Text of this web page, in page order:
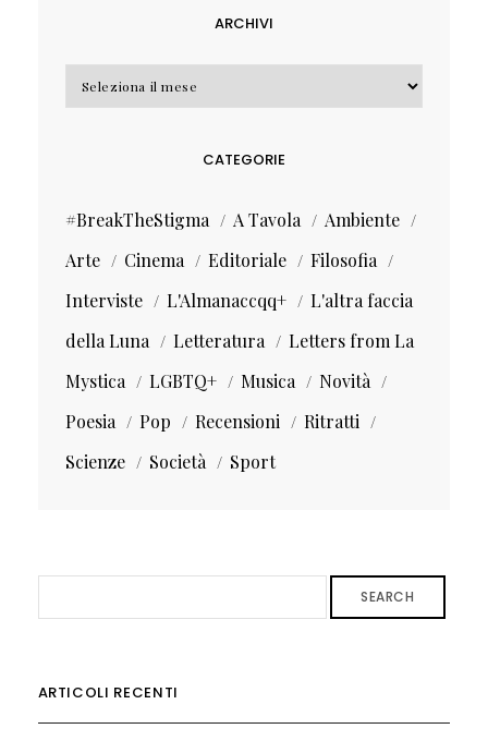
ARCHIVI
CATEGORIE
#BreakTheStigma A Tavola
Ambiente
Arte
Cinema Editoriale
Filosofia
Interviste
L'Almanaccqq+
L'altra faccia
della Luna
Letteratura
Letters from La
Mystica
LGBTQ+ Musica
Novità
Poesia
Pop Recensioni
Ritratti
Scienze
Società Sport
SEARCH
ARTICOLI RECENTI